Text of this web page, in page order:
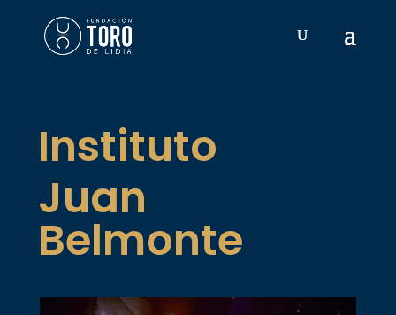
Instituto
Juan
Belmonte